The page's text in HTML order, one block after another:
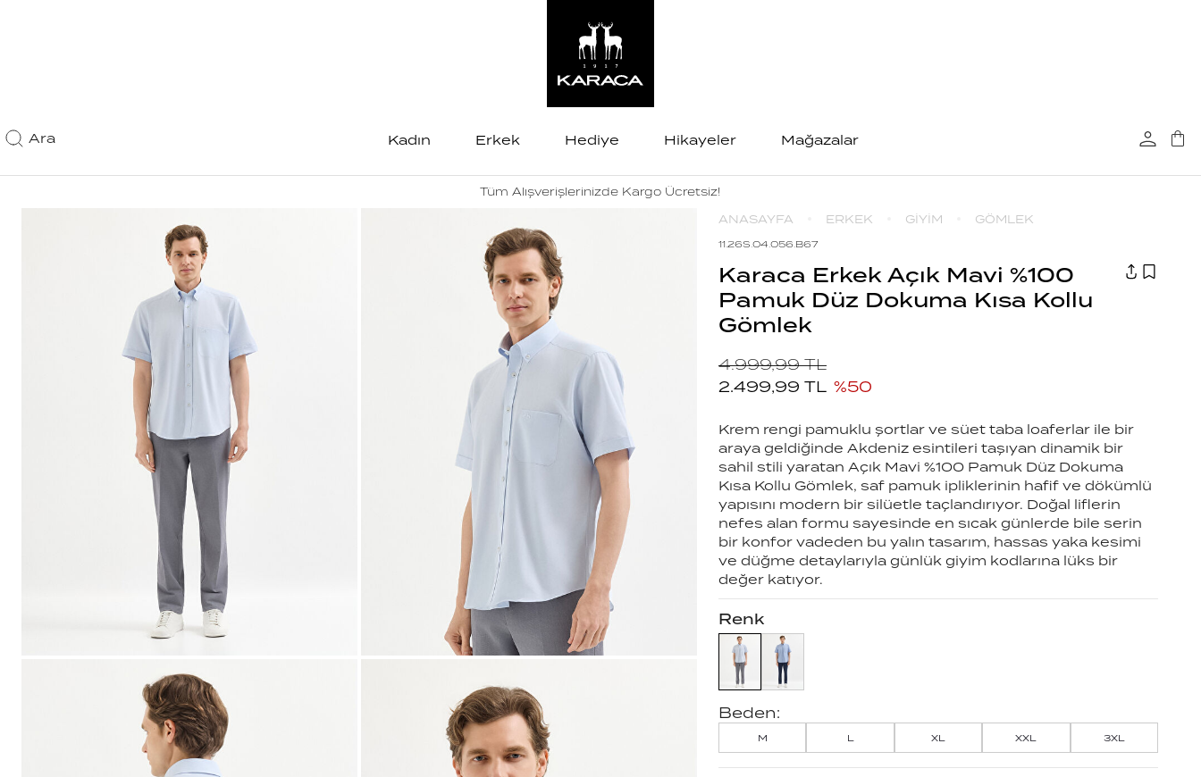
Ara Kadın Erkek Hediye Hikayeler Mağazalar
Tüm Alışverişlerinizde Kargo Ücretsiz!
ANASAYFA ERKEK GİYİM GÖMLEK
11.26S.04.056.B67
Karaca Erkek Açık Mavi %100
Pamuk Düz Dokuma Kısa Kollu
Gömlek
4.999,99 TL
2.499,99 TL %50
Krem rengi pamuklu şortlar ve süet taba loaferlar ile bir
araya geldiğinde Akdeniz esintileri taşıyan dinamik bir
sahil stili yaratan Açık Mavi %100 Pamuk Düz Dokuma
Kısa Kollu Gömlek, saf pamuk ipliklerinin hafif ve dökümlü
yapısını modern bir silüetle taçlandırıyor. Doğal liflerin
nefes alan formu sayesinde en sıcak günlerde bile serin
bir konfor vadeden bu yalın tasarım, hassas yaka kesimi
ve düğme detaylarıyla günlük giyim kodlarına lüks bir
değer katıyor.
Renk
Beden:
M L XL XXL 3XL